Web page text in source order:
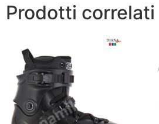
Prodotti correlati